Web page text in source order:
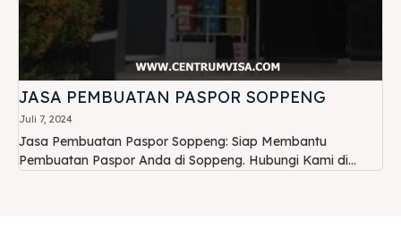
JASA PEMBUATAN PASPOR SOPPENG
Juli 7, 2024
Jasa Pembuatan Paspor Soppeng: Siap Membantu
Pembuatan Paspor Anda di Soppeng. Hubungi Kami di...